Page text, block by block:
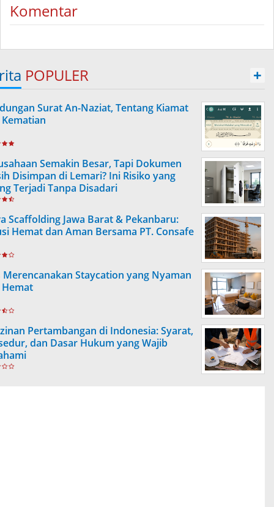
Komentar
POPULER +
Surat An-Naziat, Tentang Kiamat
Semakin Besar, Tapi Dokumen
Disimpan di Lemari? Ini Risiko yang
Terjadi Tanpa Disadari
Scaffolding Jawa Barat & Pekanbaru:
Hemat dan Aman Bersama PT. Consafe
Merencanakan Staycation yang Nyaman
Pertambangan di Indonesia: Syarat,
dan Dasar Hukum yang Wajib